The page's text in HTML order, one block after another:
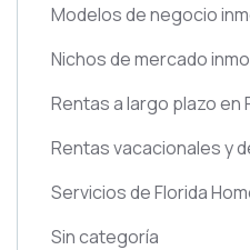
Modelos de negocio
Nichos de mercado
Rentas a largo plazo en
Rentas vacacionales y
Servicios de Florida
Sin categoría